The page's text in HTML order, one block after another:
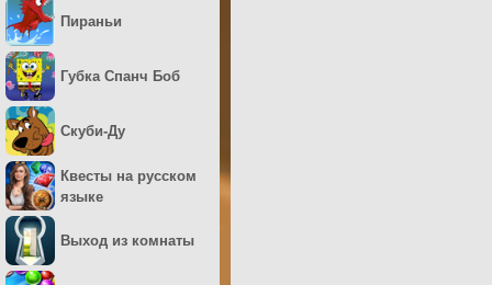
Пираньи
Губка Спанч Боб
Скуби-Ду
Квесты на русском
языке
Выход из комнаты